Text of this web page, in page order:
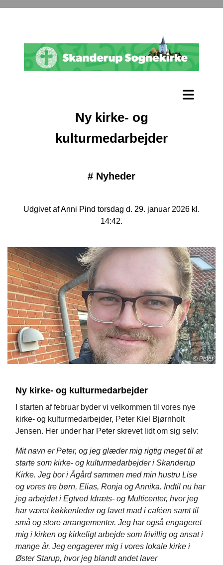
Ny kirke- og
kulturmedarbejder
# Nyheder
Udgivet af Anni Pind torsdag d. 29. januar 2026 kl.
14:42.
© Peter
Ny kirke- og kulturmedarbejder
I starten af februar byder vi velkommen til vores nye
kirke- og kulturmedarbejder, Peter Kiel Bjørnholt
Jensen. Her under har Peter skrevet lidt om sig selv:
Mit navn er Peter, og jeg glæder mig rigtig meget til at
starte som kirke- og kulturmedarbejder i Skanderup
Kirke. Jeg bor i Ågård sammen med min hustru Lise
og vores tre børn, Elias, Ronja og Annika. Indtil nu har
jeg arbejdet i Egtved Idræts- og Multicenter, hvor jeg
har været køkkenleder og lavet mad i caféen samt til
små og store arrangementer. Jeg har også engageret
mig i kirken og kirkeligt arbejde som frivillig og ansat i
mange år. Jeg engagerer mig i vores lokale kirke i
Øster Starup, hvor jeg blandt andet laver